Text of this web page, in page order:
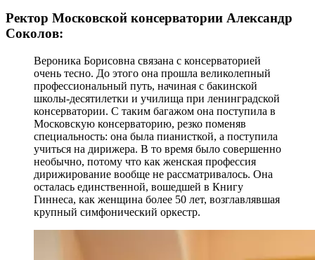
Ректор Московской консерватории Александр
Соколов:
Вероника Борисовна связана с консерваторией
очень тесно. До этого она прошла великолепный
профессиональный путь, начиная с бакинской
школы-десятилетки и училища при ленинградской
консерватории. С таким багажом она поступила в
Московскую консерваторию, резко поменяв
специальность: она была пианисткой, а поступила
учиться на дирижера. В то время было совершенно
необычно, потому что как женская профессия
дирижирование вообще не рассматривалось. Она
осталась единственной, вошедшей в Книгу
Гиннеса, как женщина более 50 лет, возглавлявшая
крупный симфонический оркестр.